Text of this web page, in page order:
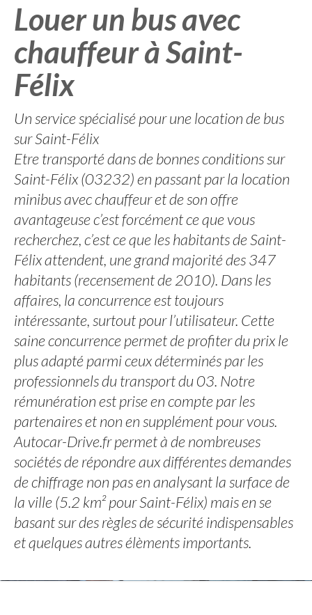
Louer un bus avec
chauffeur à Saint-
Félix
Un service spécialisé pour une location de bus
sur Saint-Félix
Etre transporté dans de bonnes conditions sur
Saint-Félix (03232) en passant par la location
minibus avec chauffeur et de son offre
avantageuse c’est forcément ce que vous
recherchez, c’est ce que les habitants de Saint-
Félix attendent, une grand majorité des 347
habitants (recensement de 2010). Dans les
affaires, la concurrence est toujours
intéressante, surtout pour l’utilisateur. Cette
saine concurrence permet de profiter du prix le
plus adapté parmi ceux déterminés par les
professionnels du transport du 03. Notre
rémunération est prise en compte par les
partenaires et non en supplément pour vous.
Autocar-Drive.fr permet à de nombreuses
sociétés de répondre aux différentes demandes
de chiffrage non pas en analysant la surface de
la ville (5.2 km² pour Saint-Félix) mais en se
basant sur des règles de sécurité indispensables
et quelques autres élèments importants.